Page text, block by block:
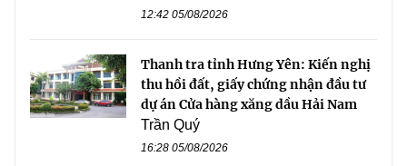
12:42 05/08/2026
Thanh tra tỉnh Hưng Yên: Kiến nghị
thu hồi đất, giấy chứng nhận đầu tư
dự án Cửa hàng xăng dầu Hải Nam
Trần Quý
16:28 05/08/2026